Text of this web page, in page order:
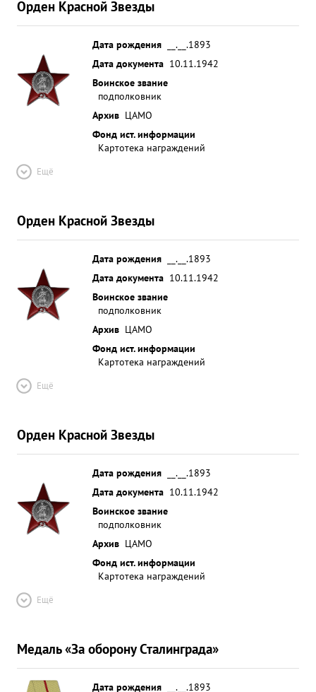
Орден Красной Звезды
Дата рождения
__.__.1893
Дата документа 10.11.1942
Воинское звание
подполковник
Архив ЦАМО
Фонд ист. информации
Картотека награждений
Ещё
Орден Красной Звезды
Дата рождения
__.__.1893
Дата документа 10.11.1942
Воинское звание
подполковник
Архив ЦАМО
Фонд ист. информации
Картотека награждений
Ещё
Орден Красной Звезды
Дата рождения
__.__.1893
Дата документа 10.11.1942
Воинское звание
подполковник
Архив ЦАМО
Фонд ист. информации
Картотека награждений
Ещё
Медаль «За оборону Сталинграда»
Дата рождения
__.__.1893